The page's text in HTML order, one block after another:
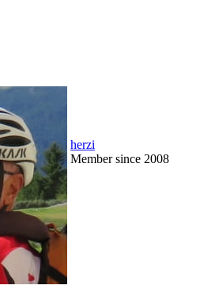
herzi
Member since 2008